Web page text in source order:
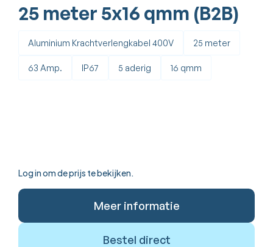
25 meter 5x16 qmm (B2B)
Aluminium Krachtverlengkabel 400V 25 meter
63 Amp. IP67 5 aderig 16 qmm
Log in om de prijs te bekijken.
Meer informatie
Bestel direct